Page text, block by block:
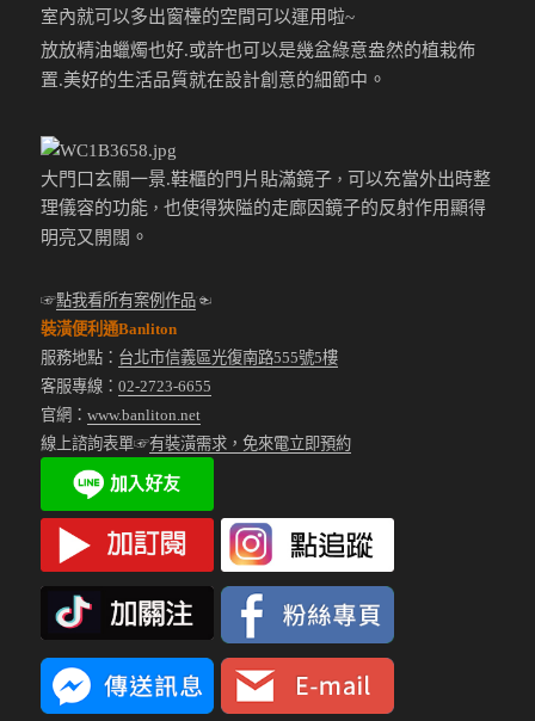
室內就可以多出窗檯的空間可以運用啦~
放放精油蠟燭也好.或許也可以是幾盆綠意盎然的植栽佈
置.美好的生活品質就在設計創意的細節中 。
大門口玄關一景.鞋櫃的門片貼滿鏡子 ， 可以充當外出時整
理儀容的功能 ，也使得狹隘的走廊因鏡子的反射作用顯得
明亮又開闊 。
☞點我看所有案例作品☜
裝潢便利通Banliton
服務地點： 台北市信義區光復南路555號5樓
客服專線：02-2723-6655
官網：www.banliton.net
線上諮詢表單☞有裝潢需求，免來電立即預約